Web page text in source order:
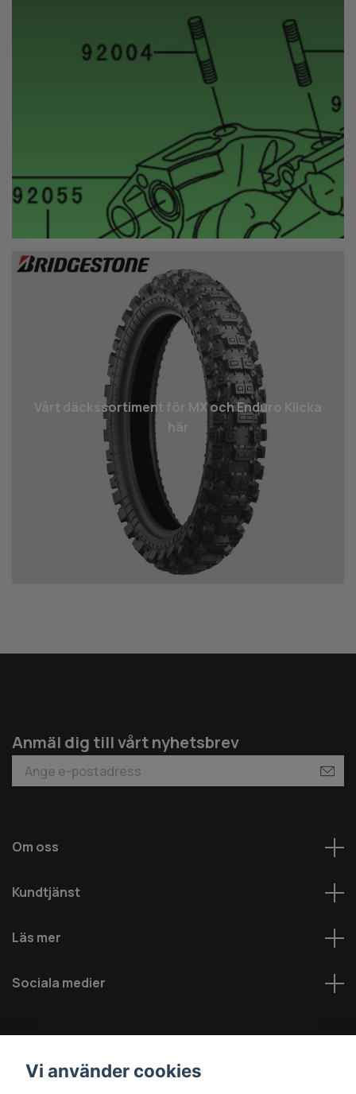
Vårt däcks­sortiment för MX och Enduro Klicka
Anmäl dig till vårt nyhetsbrev
Om oss
Kundtjänst
Läs mer
Sociala medier
Vi använder cookies